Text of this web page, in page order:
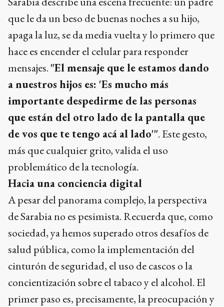
que le da un beso de buenas noches a su hijo,
apaga la luz, se da media vuelta y lo primero que
hace es encender el celular para responder
mensajes. "El mensaje que le estamos dando
a nuestros hijos es: 'Es mucho más
importante despedirme de las personas
que están del otro lado de la pantalla que
de vos que te tengo acá al lado'". Este gesto,
más que cualquier grito, valida el uso
problemático de la tecnología.
Hacia una conciencia digital
A pesar del panorama complejo, la perspectiva
de Sarabia no es pesimista. Recuerda que, como
sociedad, ya hemos superado otros desafíos de
salud pública, como la implementación del
cinturón de seguridad, el uso de cascos o la
concientización sobre el tabaco y el alcohol. El
primer paso es, precisamente, la preocupación y